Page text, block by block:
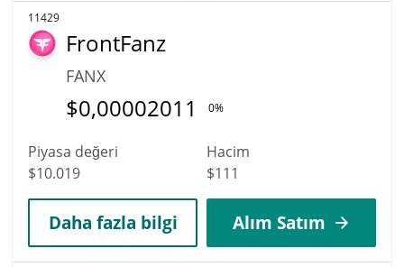
11429
FrontFanz
FANX
$0,00002011 0%
Piyasa değeri
$10.019
Hacim
$111
Daha fazla bilgi Alım Satım